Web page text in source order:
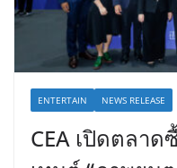
ENTERTAIN NEWS RELEASE
CEA เปิดตลา